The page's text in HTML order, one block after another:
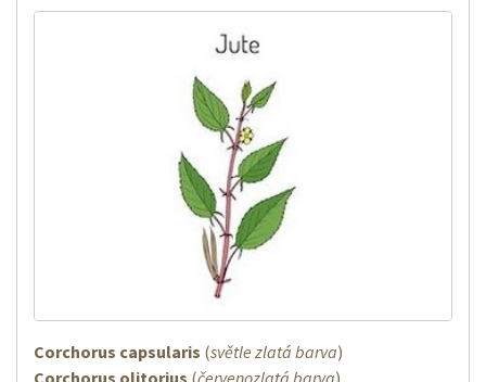
Corchorus capsularis (světle zlatá barva)
Corchorus olitorius (červenozlatá barva)